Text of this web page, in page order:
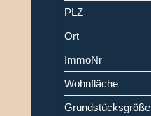
PLZ
Ort
ImmoNr
Wohnfläche
Grundstücksgröße